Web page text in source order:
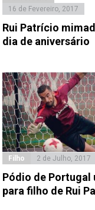
16 de Fevereiro, 2017
Rui Patrício
dia de aniversário
Filho 2 de Julho, 2017
Pódio de Portugal
para filho de Rui